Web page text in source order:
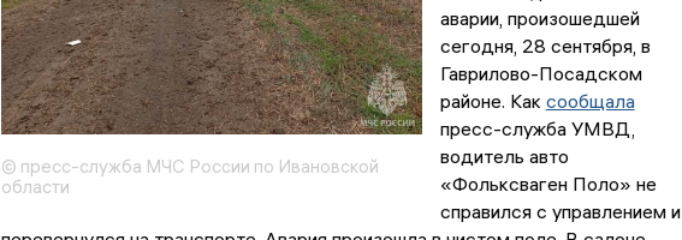
© пресс-служба МЧС России по Ивановской
области
аварии, произошедшей
сегодня, 28 сентября, в
Гаврилово-Посадском
районе. Как сообщала
пресс-служба УМВД,
водитель авто
«Фольксваген Поло» не
справился с управлением и